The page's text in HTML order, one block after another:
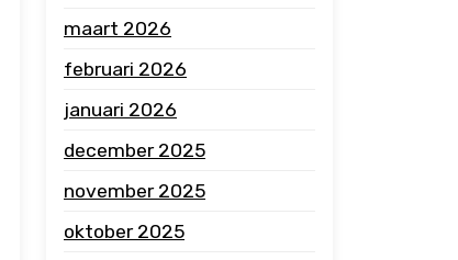
maart 2026
februari 2026
januari 2026
december 2025
november 2025
oktober 2025